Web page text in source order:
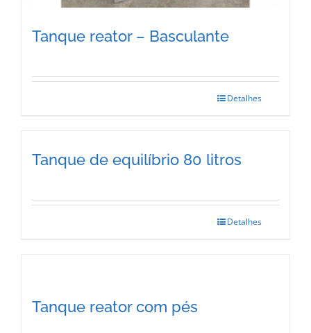
Tanque reator – Basculante
Detalhes
Tanque de equilíbrio 80 litros
Detalhes
Tanque reator com pés